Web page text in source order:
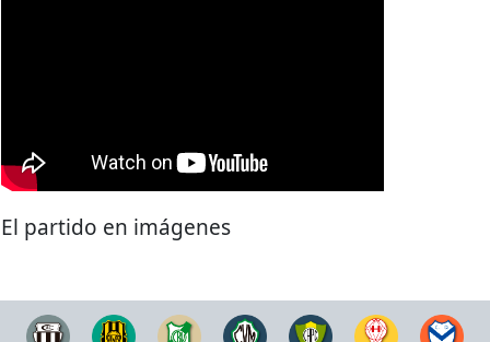
El partido en imágenes